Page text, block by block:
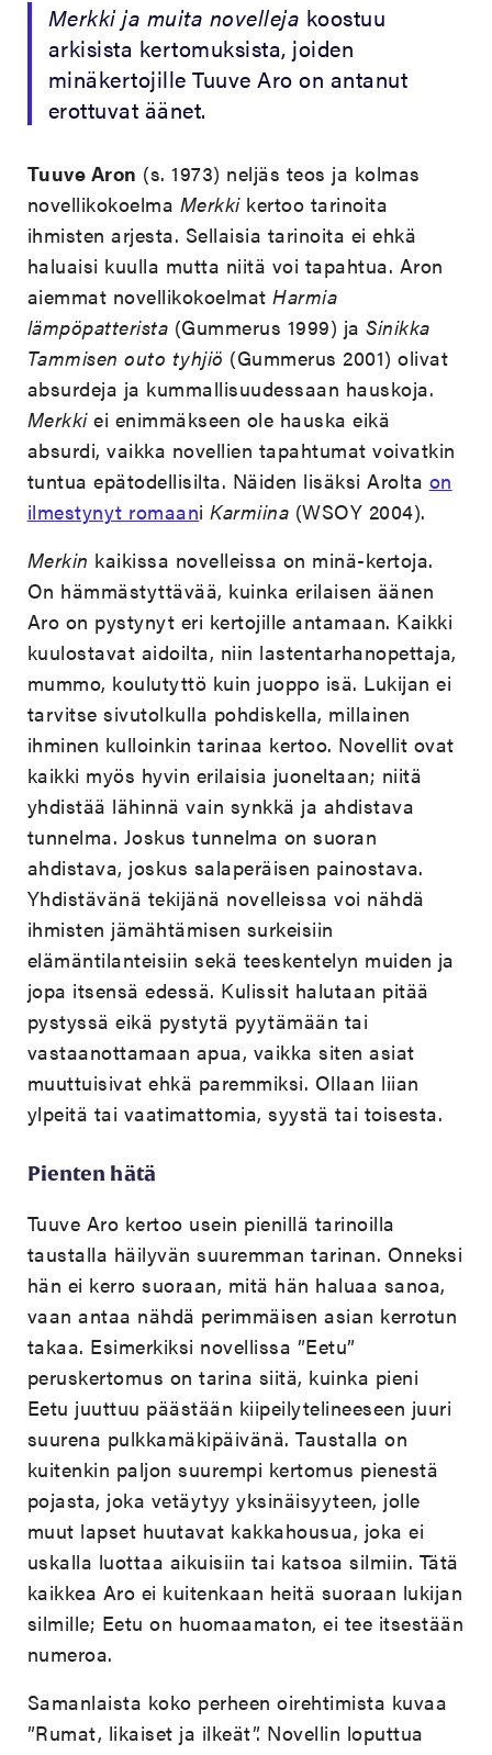
Merkki ja muita novelleja koostuu
arkisista kertomuksista, joiden
minäkertojille Tuuve Aro on antanut
erottuvat äänet.
Tuuve Aron (s. 1973) neljäs teos ja kolmas
novellikokoelma Merkkikertoo tarinoita
ihmisten arjesta. Sellaisia tarinoita ei ehkä
haluaisi kuulla mutta niitä voi tapahtua. Aron
aiemmat novellikokoelmatHarmia
lämpöpatterista (Gummerus 1999) jaSinikka
Tammisen outo tyhjiö (Gummerus 2001) olivat
absurdeja ja kummallisuudessaan hauskoja.
Merkkiei enimmäkseen ole hauska eikä
absurdi, vaikka novellien tapahtumat voivatkin
tuntua epätodellisilta. Näiden lisäksi Arolta on
ilmestynyt romaaniKarmiina (WSOY 2004).
Merkin kaikissa novelleissa on minä-kertoja.
On hämmästyttävää, kuinka erilaisen äänen
Aro on pystynyt eri kertojille antamaan. Kaikki
kuulostavat aidoilta, niin lastentarhanopettaja,
mummo, koulutyttö kuin juoppo isä. Lukijan ei
tarvitse sivutolkulla pohdiskella, millainen
ihminen kulloinkin tarinaa kertoo. Novellit ovat
kaikki myös hyvin erilaisia juoneltaan; niitä
yhdistää lähinnä vain synkkä ja ahdistava
tunnelma. Joskus tunnelma on suoran
ahdistava, joskus salaperäisen painostava.
Yhdistävänä tekijänä novelleissa voi nähdä
ihmisten jämähtämisen surkeisiin
elämäntilanteisiin sekä teeskentelyn muiden ja
jopa itsensä edessä. Kulissit halutaan pitää
pystyssä eikä pystytä pyytämään tai
vastaanottamaan apua, vaikka siten asiat
muuttuisivat ehkä paremmiksi. Ollaan liian
ylpeitä tai vaatimattomia, syystä tai toisesta.
Pienten hätä
Tuuve Aro kertoo usein pienillä tarinoilla
taustalla häilyvän suuremman tarinan. Onneksi
hän ei kerro suoraan, mitä hän haluaa sanoa,
vaan antaa nähdä perimmäisen asian kerrotun
takaa. Esimerkiksi novellissa ”Eetu”
peruskertomus on tarina siitä, kuinka pieni
Eetu juuttuu päästään kiipeilytelineeseen juuri
suurena pulkkamäkipäivänä. Taustalla on
kuitenkin paljon suurempi kertomus pienestä
pojasta, joka vetäytyy yksinäisyyteen, jolle
muut lapset huutavat kakkahousua, joka ei
uskalla luottaa aikuisiin tai katsoa silmiin. Tätä
kaikkea Aro ei kuitenkaan heitä suoraan lukijan
silmille; Eetu on huomaamaton, ei tee itsestään
numeroa.
Samanlaista koko perheen oirehtimista kuvaa
­”Rumat, likaiset ja ilkeät”. Novellin loputtua